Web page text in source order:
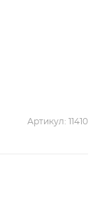
Артикул: 11410